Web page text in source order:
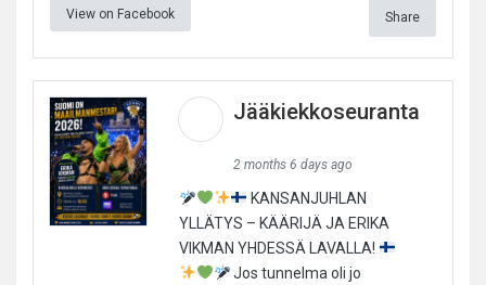
View on Facebook Share
Jääkiekkoseuranta
2 months 6 days ago
KANSANJUHLAN
YLLÄTYS – KÄÄRIJÄ JA ERIKA
VIKMAN YHDESSÄ LAVALLA!
Jos tunnelma oli jo